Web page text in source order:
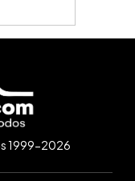
1999-2026